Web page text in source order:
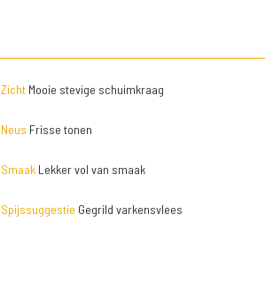
ZichtMooie stevige schuimkraag
Neus Frisse tonen
SmaakLekker vol van smaak
Spijssuggestie Gegrild varkensvlees